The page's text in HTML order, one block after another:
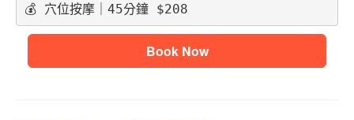
💰 穴位按摩｜45分鐘 $208
Book Now